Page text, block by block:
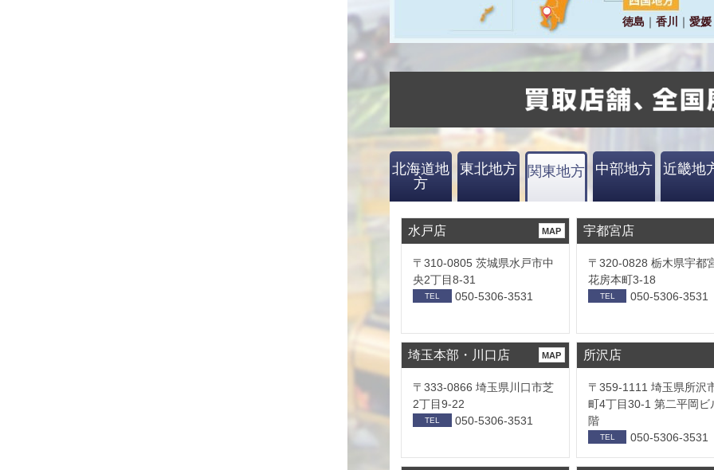
北海道地
方
東北地方 関東地方 中部地方 近畿地
水戸店 MAP
〒310-0805 茨城県水戸市中
央2丁目8-31
TEL 050-5306-3531
宇都宮店
〒320-0828 栃木県宇都
花房本町3-18
TEL 050-5306-3531
埼玉本部・川口店 MAP
〒333-0866 埼玉県川口市芝
2丁目9-22
TEL 050-5306-3531
所沢店
〒359-1111 埼玉県所沢
町4丁目30-1 第二平岡ビ
階
TEL 050-5306-3531